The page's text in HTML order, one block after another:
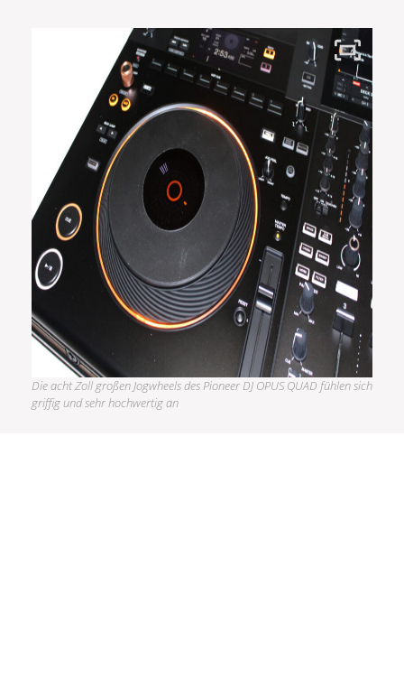
Die acht Zoll großen Jogwheels des Pioneer DJ OPUS QUAD fühlen sich
griffig und sehr hochwertig an